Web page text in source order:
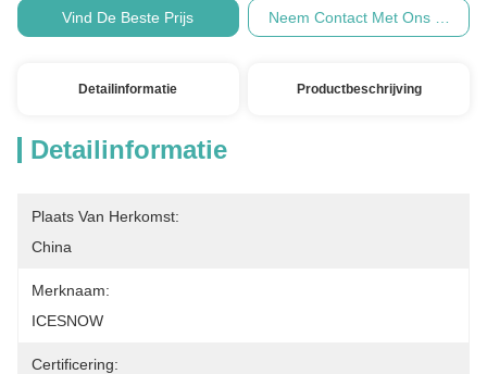
Vind De Beste Prijs Neem Contact Met Ons Op
Detailinformatie Productbeschrijving
Detailinformatie
Plaats Van Herkomst:
China
Merknaam:
ICESNOW
Certificering: